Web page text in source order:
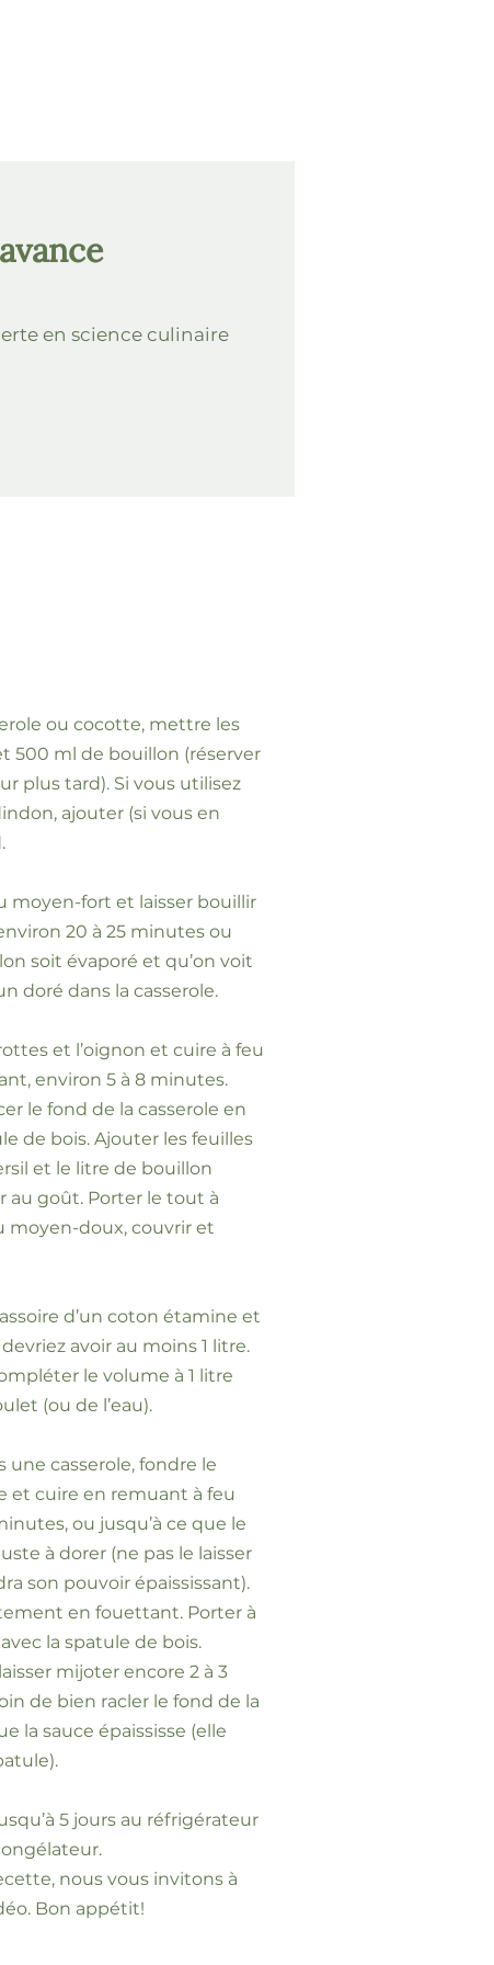
en science culinaire
ou cocotte, mettre les
500 ml de bouillon (réserver
plus tard). Si vous utilisez
ajouter (si vous en
moyen-fort et laisser bouillir
20 à 25 minutes ou
soit évaporé et qu’on voit
doré dans la casserole.
et l’oignon et cuire à feu
environ 5 à 8 minutes.
le fond de la casserole en
de bois. Ajouter les feuilles
et le litre de bouillon
au goût. Porter le tout à
moyen-doux, couvrir et
d’un coton étamine et
avoir au moins 1 litre.
le volume à 1 litre
(ou de l’eau).
une casserole, fondre le
et cuire en remuant à feu
ou jusqu’à ce que le
à dorer (ne pas le laisser
son pouvoir épaississant).
en fouettant. Porter à
la spatule de bois.
mijoter encore 2 à 3
de bien racler le fond de la
la sauce épaississe (elle
5 jours au réfrigérateur
nous vous invitons à
Bon appétit!